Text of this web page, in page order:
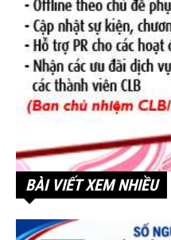
BÀI VIẾT XEM NHIỀU